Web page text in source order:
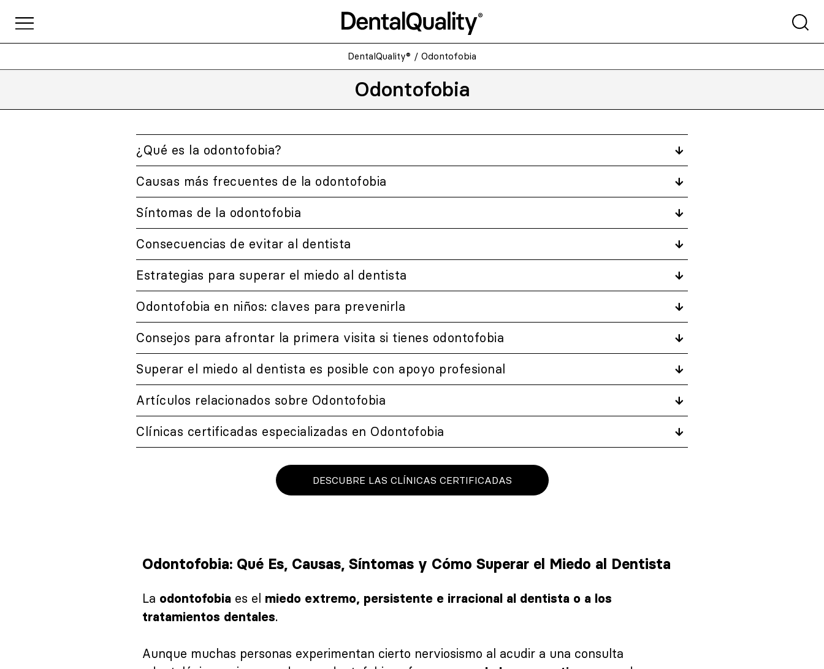
DentalQuality® / Odontofobia
Odontofobia
¿Qué es la odontofobia?
Causas más frecuentes de la odontofobia
Síntomas de la odontofobia
Consecuencias de evitar al dentista
Estrategias para superar el miedo al dentista
Odontofobia en niños: claves para prevenirla
Consejos para afrontar la primera visita si tienes odontofobia
Superar el miedo al dentista es posible con apoyo profesional
Artículos relacionados​ sobre Odontofobia
Clínicas certificadas especializadas en Odontofobia
DESCUBRE LAS CLÍNICAS CERTIFICADAS
Odontofobia: Qué Es, Causas, Síntomas y Cómo Superar el Miedo al Dentista
La odontofobia es el miedo extremo, persistente e irracional al dentista o a los
tratamientos dentales.
Aunque muchas personas experimentan cierto nerviosismo al acudir a una consulta